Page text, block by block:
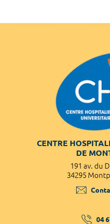
CENTRE
DE
191 av. du
34295
04